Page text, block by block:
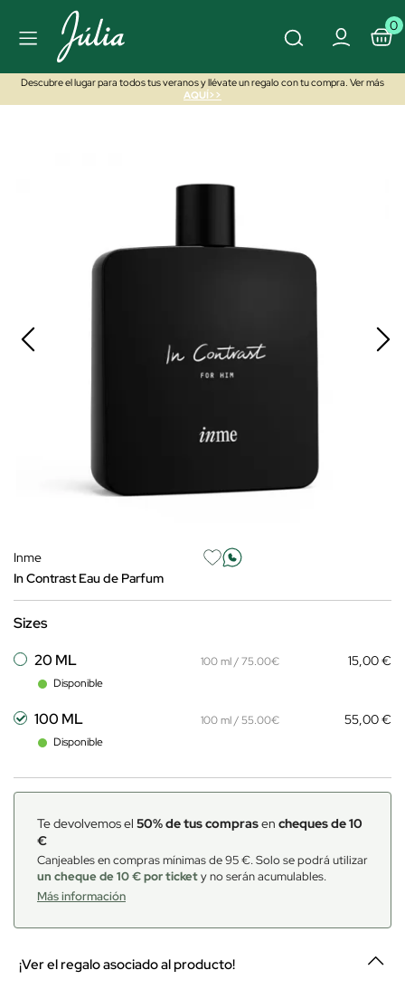
0
Descubre el lugar para todos tus veranos y llévate un regalo con tu compra. Ver más
AQUÍ>>
Inme
In Contrast Eau de Parfum
Sizes
20 ML
Disponible
100 ml / 75.00€ 15,00 €
100 ML
Disponible
100 ml / 55.00€ 55,00 €
Te devolvemos el 50% de tus comprasen cheques de 10
€
Canjeables en compras mínimas de 95 €. Solo se podrá utilizar
un cheque de 10 € por tickety no serán acumulables.
Más información
¡Ver el regalo asociado al producto!